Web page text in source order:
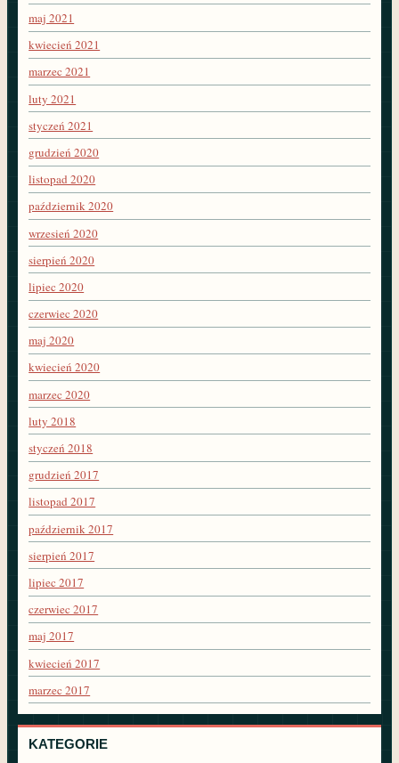
maj 2021
kwiecień 2021
marzec 2021
luty 2021
styczeń 2021
grudzień 2020
listopad 2020
październik 2020
wrzesień 2020
sierpień 2020
lipiec 2020
czerwiec 2020
maj 2020
kwiecień 2020
marzec 2020
luty 2018
styczeń 2018
grudzień 2017
listopad 2017
październik 2017
sierpień 2017
lipiec 2017
czerwiec 2017
maj 2017
kwiecień 2017
marzec 2017
KATEGORIE